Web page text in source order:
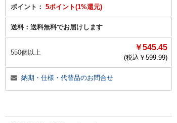
ポイント： 5ポイント(1%還元)
送料： 送料無料でお届けします
550個以上
￥545.45
(税込￥ 599.99)
納期・仕様・代替品のお問合せ